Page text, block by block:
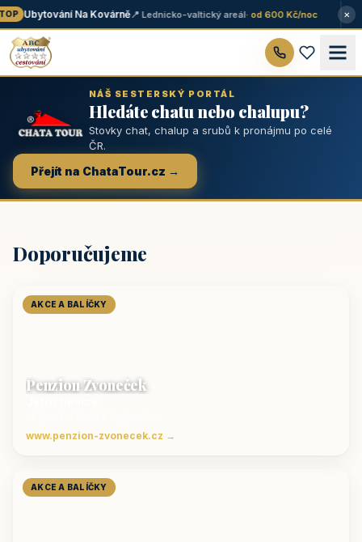
Ubytování Na Kovárně📍 Lednicko-valtický areál· od 600 Kč/noc ×
NÁŠ SESTERSKÝ PORTÁL
Hledáte chatu nebo chalupu?
Stovky chat, chalup a srubů k pronájmu po celé
ČR.
Přejít na ChataTour.cz →
Doporučujeme
AKCE A BALÍČKY
Penzion Zvoneček
www.penzion-zvonecek.cz →
AKCE A BALÍČKY